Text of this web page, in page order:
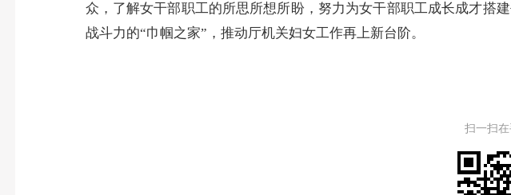
众，了解女干部职工的所思所想所盼，努力为女干部职工成长成才搭
战斗力的“巾帼之家”，推动厅机关妇女工作再上新台阶。
扫一扫